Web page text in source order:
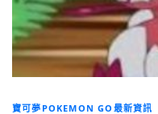
寶可夢POKEMON GO最新資訊